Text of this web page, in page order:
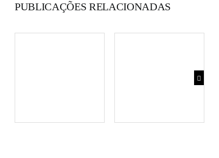
PUBLICAÇÕES RELACIONADAS